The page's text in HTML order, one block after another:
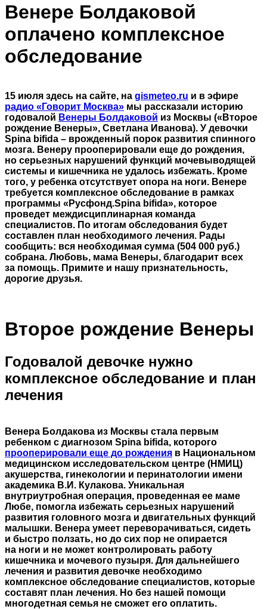
Венере Болдаковой
оплачено комплексное
обследование
15 июля здесь на сайте, на gismeteo.ru и в эфире
радио «Говорит Москва» мы рассказали историю
годовалой Венеры Болдаковой из Москвы («Второе
рождение Венеры», Светлана Иванова). У девочки
Spina bifida – врожденный порок развития спинного
мозга. Венеру прооперировали еще до рождения,
но серьезных нарушений функций мочевыводящей
системы и кишечника не удалось избежать. Кроме
того, у ребенка отсутствует опора на ноги. Венере
требуется комплексное обследование в рамках
программы «Русфонд.Spina bifida», которое
проведет междисциплинарная команда
специалистов. По итогам обследования будет
составлен план необходимого лечения. Рады
сообщить: вся необходимая сумма (504 000 руб.)
собрана. Любовь, мама Венеры, благодарит всех
за помощь. Примите и нашу признательность,
дорогие друзья.
Второе рождение Венеры
Годовалой девочке нужно
комплексное обследование и план
лечения
Венера Болдакова из Москвы стала первым
ребенком с диагнозом Spina bifida, которого
прооперировали еще до рождения в Национальном
медицинском исследовательском центре (НМИЦ)
акушерства, гинекологии и перинатологии имени
академика В.И. Кулакова. Уникальная
внутриутробная операция, проведенная ее маме
Любе, помогла избежать серьезных нарушений
развития головного мозга и двигательных функций
малышки. Венера умеет переворачиваться, сидеть
и быстро ползать, но до сих пор не опирается
на ноги и не может контролировать работу
кишечника и мочевого пузыря. Для дальнейшего
лечения и развития девочке необходимо
комплексное обследование специалистов, которые
составят план лечения. Но без нашей помощи
многодетная семья не сможет его оплатить.